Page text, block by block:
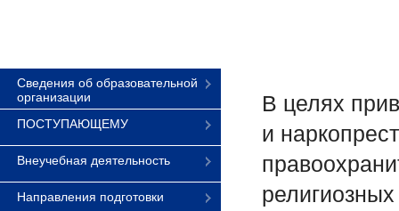
Сведения об образовательной
организации
ПОСТУПАЮЩЕМУ
Внеучебная деятельность
Направления подготовки
В целях
и